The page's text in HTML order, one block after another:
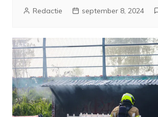
Redactie september 8, 2024